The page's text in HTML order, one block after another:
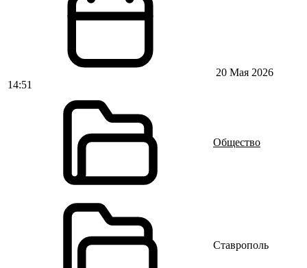
20 Мая 2026
14:51
Общество
Ставрополь